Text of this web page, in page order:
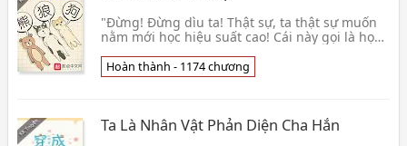
"Đừng! Đừng dìu ta! Thật sự, ta thật sự muốn
nằm mới học hiệu suất cao! Cái này gọi là học
là n👦 Hùng Lang Cẩu
Hoàn thành - 1174 chương
Ta Là Nhân Vật Phản Diện Cha Hắn